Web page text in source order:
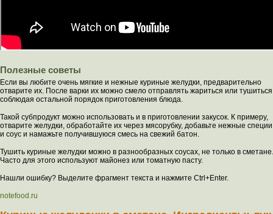
Полезные советы
Если вы любите очень мягкие и нежные куриные желудки, предварительно
отварите их. После варки их можно смело отправлять жариться или
соблюдая остальной порядок приготовления блюда.
Такой субпродукт можно использовать и в приготовлении закусок. К примеру,
отварите желудки, обработайте их через мясорубку, добавьте нежные специи
и соус и намажьте получившуюся смесь на свежий батон.
Тушить куриные желудки можно в разнообразных соусах, не только в сметане.
Часто для этого используют майонез или томатную пасту.
Нашли ошибку? Выделите фрагмент текста и нажмите Ctrl+Enter.
notefood.ru